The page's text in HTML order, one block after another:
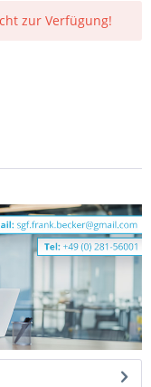
zur Verfügung!